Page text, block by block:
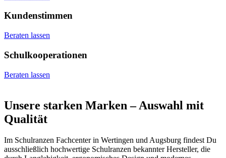
Kundenstimmen
Beraten lassen
Schulkooperationen
Beraten lassen
Unsere starken Marken – Auswahl mit
Qualität
Im Schulranzen Fachcenter in Wertingen und Augsburg findest Du
ausschließlich hochwertige Schulranzen bekannter Hersteller, die